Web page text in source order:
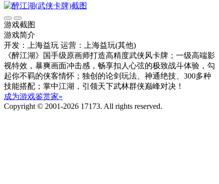
游戏截图
游戏简介
开发：上海益玩 运营：上海益玩(其他)
《醉江湖》国手级原画师打造高精度武侠风卡牌；一级高端影
视特效，暴爽画面冲击感，畅享扣人心弦的极致战斗体验，勾
起你不羁的侠客情怀；独创的论剑玩法、神通绝技、300多种
技能搭配；掌中江湖，引领天下武林群侠巅峰对决！
成为游戏鉴赏家»
Copyright © 2001-2026 17173. All rights reserved.